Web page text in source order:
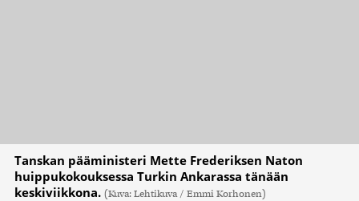
Tanskan pääministeri Mette Frederiksen Naton
huippukokouksessa Turkin Ankarassa tänään
keskiviikkona. (Kuva: Lehtikuva / Emmi Korhonen)